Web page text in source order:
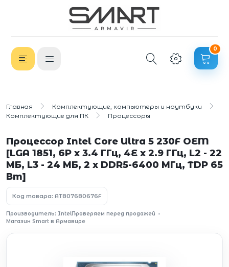
0
Главная
Комплектующие, компьютеры и ноутбуки
Комплектующие для ПК
Процессоры
Процессор Intel Core Ultra 5 230F OEM
[LGA 1851, 6P x 3.4 ГГц, 4E x 2.9 ГГц, L2 - 22
МБ, L3 - 24 МБ, 2 х DDR5-6400 МГц, TDP 65
Вт]
Код товара: AT807680676F
Производитель: IntelПроверяем перед продажей
Магазин Smart в Армавире